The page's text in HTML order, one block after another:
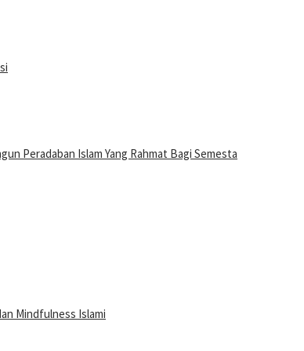
Peradaban Islam Yang Rahmat Bagi Semesta
Mindfulness Islami